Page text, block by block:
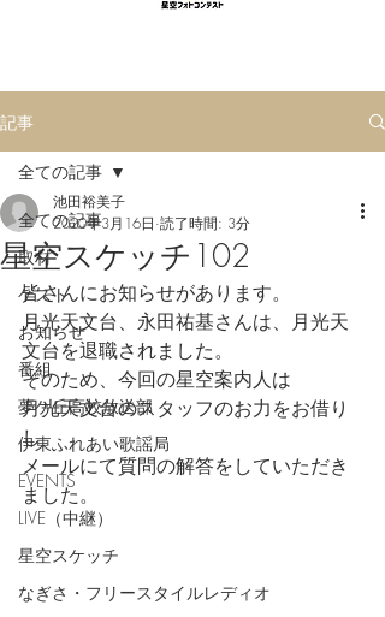
記事
全ての記事
取材
ゲスト
お知らせ
番組
夢ケ丘高校放送部
伊東ふれあい歌謡局
EVENTS
LIVE（中継）
星空スケッチ
なぎさ・フリースタイルレディオ
全ての記事
星空スケッチ102
池田裕美子
2020年3月16日 読了時間: 3分
皆さんにお知らせがあります。
月光天文台、永田祐基さんは、月光天
文台を退職されました。
そのため、今回の星空案内人は
月光天文台のスタッフのお力をお借り
し
メールにて質問の解答をしていただき
ました。